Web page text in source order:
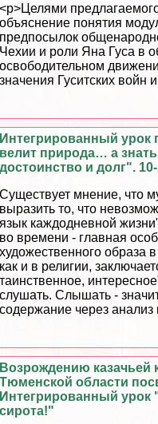
<p>Целями
объяснение понятия
предпосылок
Чехии и роли Яна Гуса в
освободительном
значения Гуситских войн
Интегрированный урок
велит природа… а знать
достоинство и долг".
Существует мнение, что
выразить то, что
язык каждодневной
во времени - главная
художественного образа
как и в религии,
таинственное,
слушать. Слышать -
содержание через
Возрождению казачьей
Тюменской области
Интегрированный урок
сирота!"